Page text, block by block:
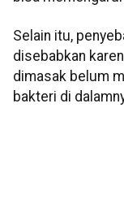
Selain itu,
disebabkan
dimasak belum
bakteri di